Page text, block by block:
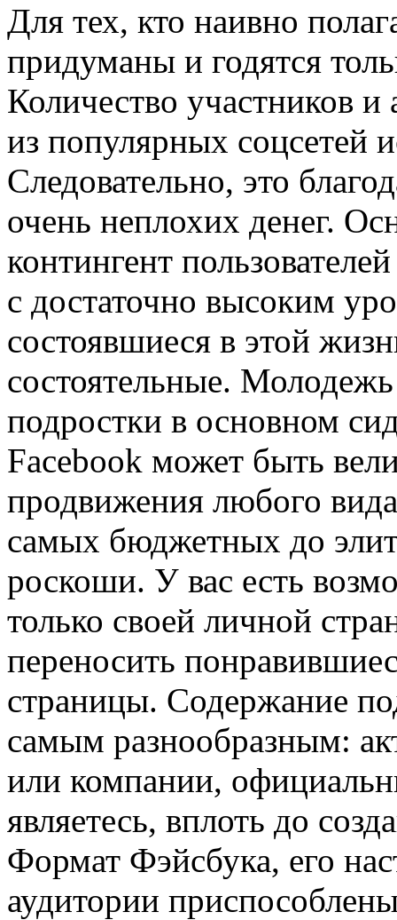
Для тех, кто наивно
придуманы и годятся
Количество участников
из популярных соцсетей
Следовательно, это
очень неплохих денег.
контингент
с достаточно высоким
состоявшиеся в этой
состоятельные.
подростки в основном
Facebook может быть
продвижения любого
самых бюджетных до
роскоши. У вас есть
только своей личной
переносить
страницы. Содержание
самым разнообразным:
или компании,
являетесь, вплоть до
Формат Фэйсбука, его
аудитории